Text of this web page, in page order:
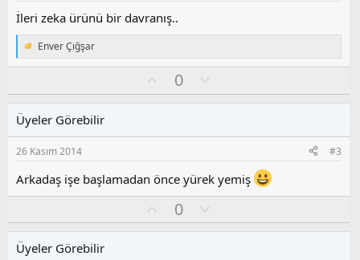
İleri zeka ürünü bir davranış..
T
e
i
l
e
r
:
Enver Çığşar
y
0
l
s
u
z
o
l
Üyeler Görebilir
26 Kasım 2014 #3
Arkadaş işe başlamadan önce yürek yemiş
y
0
l
Üyeler Görebilir